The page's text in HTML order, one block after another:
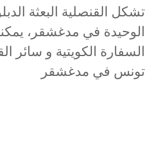
تشكل القنصلية البعثة
الوحيدة في مدغشقر،
السفارة الكويتية و سائر
تونس في مدغشقر